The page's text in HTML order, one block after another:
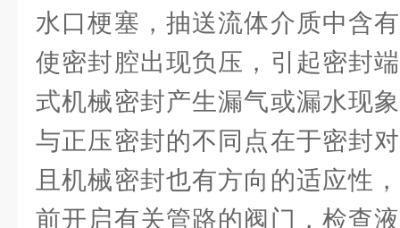
水口梗塞，抽送流体介质中含
使密封腔出现负压，引起密封
式机械密封产生漏气或漏水现
与正压密封的不同点在于密封
且机械密封也有方向的适应性
前开启有关管路的阀门，检查